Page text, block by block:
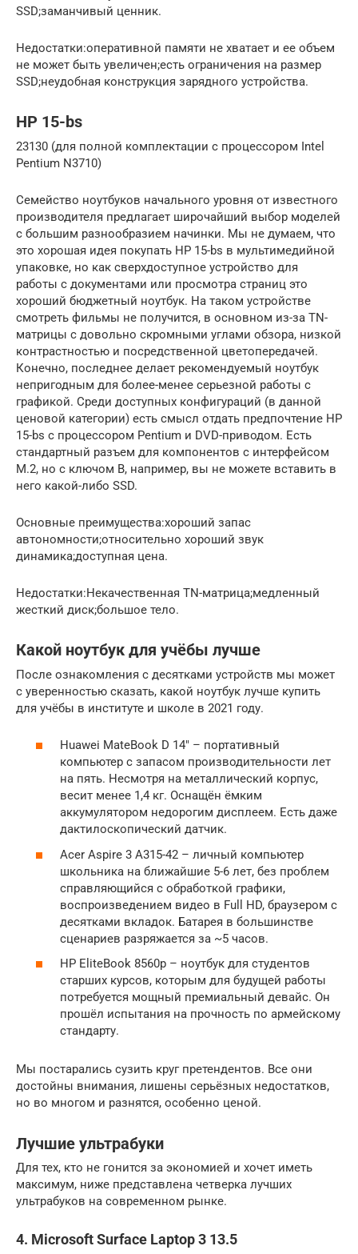
SSD;заманчивый ценник.
Недостатки:оперативной памяти не хватает и ее объем
не может быть увеличен;есть ограничения на размер
SSD;неудобная конструкция зарядного устройства.
HP 15-bs
23130 (для полной комплектации с процессором Intel
Pentium N3710)
Семейство ноутбуков начального уровня от известного
производителя предлагает широчайший выбор моделей
с большим разнообразием начинки. Мы не думаем, что
это хорошая идея покупать HP 15-bs в мультимедийной
упаковке, но как сверхдоступное устройство для
работы с документами или просмотра страниц это
хороший бюджетный ноутбук. На таком устройстве
смотреть фильмы не получится, в основном из-за TN-
матрицы с довольно скромными углами обзора, низкой
контрастностью и посредственной цветопередачей.
Конечно, последнее делает рекомендуемый ноутбук
непригодным для более-менее серьезной работы с
графикой. Среди доступных конфигураций (в данной
ценовой категории) есть смысл отдать предпочтение HP
15-bs с процессором Pentium и DVD-приводом. Есть
стандартный разъем для компонентов с интерфейсом
M.2, но с ключом B, например, вы не можете вставить в
него какой-либо SSD.
Основные преимущества:хороший запас
автономности;относительно хороший звук
динамика;доступная цена.
Недостатки:Некачественная TN-матрица;медленный
жесткий диск;большое тело.
Какой ноутбук для учёбы лучше
После ознакомления с десятками устройств мы может
с уверенностью сказать, какой ноутбук лучше купить
для учёбы в институте и школе в 2021 году.
Huawei MateBook D 14″ – портативный
компьютер с запасом производительности лет
на пять. Несмотря на металлический корпус,
весит менее 1,4 кг. Оснащён ёмким
аккумулятором недорогим дисплеем. Есть даже
дактилоскопический датчик.
Acer Aspire 3 A315-42 – личный компьютер
школьника на ближайшие 5-6 лет, без проблем
справляющийся с обработкой графики,
воспроизведением видео в Full HD, браузером с
десятками вкладок. Батарея в большинстве
сценариев разряжается за ~5 часов.
HP EliteBook 8560p – ноутбук для студентов
старших курсов, которым для будущей работы
потребуется мощный премиальный девайс. Он
прошёл испытания на прочность по армейскому
стандарту.
Мы постарались сузить круг претендентов. Все они
достойны внимания, лишены серьёзных недостатков,
но во многом и разнятся, особенно ценой.
Лучшие ультрабуки
Для тех, кто не гонится за экономией и хочет иметь
максимум, ниже представлена четверка лучших
ультрабуков на современном рынке.
4. Microsoft Surface Laptop 3 13.5